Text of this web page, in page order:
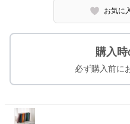
お気に
購入
必ず購入前に